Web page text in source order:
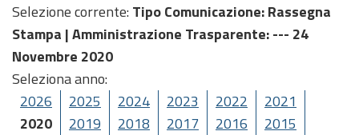
Selezione corrente: Tipo Comunicazione: Rassegna
Stampa |Amministrazione Trasparente: --- 24
Novembre 2020
Seleziona anno:
2026
2025 2024 2023 2022
2021
2020
2019 2018 2017 2016
2015